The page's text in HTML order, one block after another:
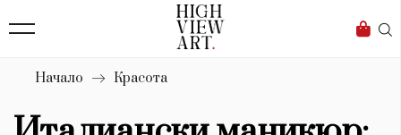
Бизнес
Мода
Dialogue
Начало Красота